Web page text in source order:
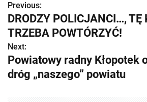
Z
o
b
a
Previous:
DRODZY POLICJANCI…, TĘ
TRZEBA POWTÓRZYĆ!
Next:
Powiatowy radny Kłopotek
dróg „naszego” powiatu